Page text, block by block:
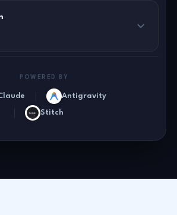
POWERED BY
Antigravity
Stitch